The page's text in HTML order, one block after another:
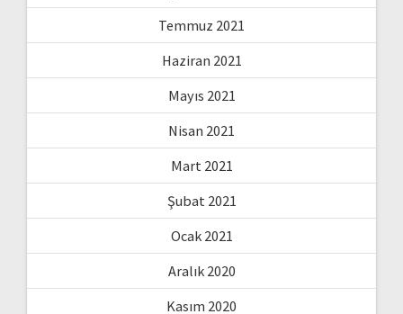
Temmuz 2021
Haziran 2021
Mayıs 2021
Nisan 2021
Mart 2021
Şubat 2021
Ocak 2021
Aralık 2020
Kasım 2020